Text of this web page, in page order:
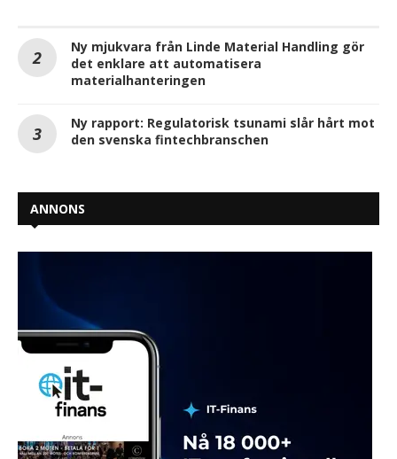
Ny mjukvara från Linde Material Handling gör
det enklare att automatisera
materialhanteringen
Ny rapport: Regulatorisk tsunami slår hårt mot
den svenska fintechbranschen
ANNONS